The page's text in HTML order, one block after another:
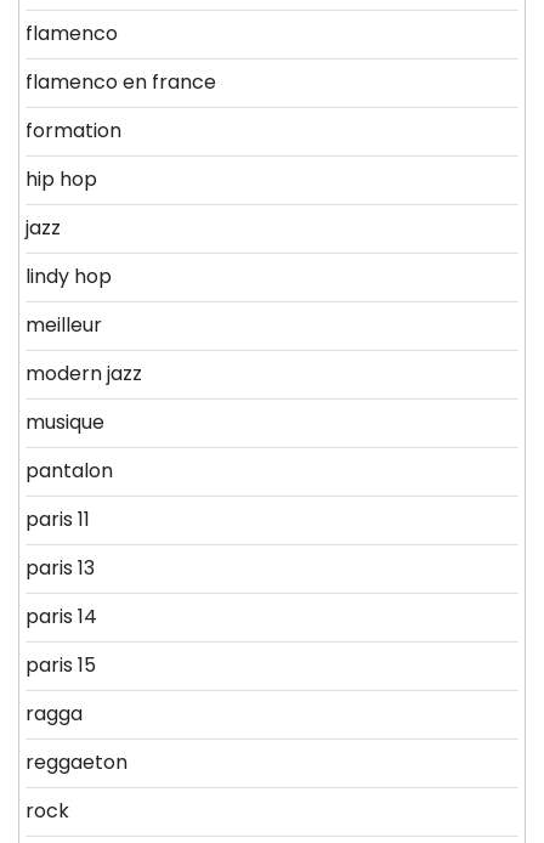
flamenco
flamenco en france
formation
hip hop
jazz
lindy hop
meilleur
modern jazz
musique
pantalon
paris 11
paris 13
paris 14
paris 15
ragga
reggaeton
rock